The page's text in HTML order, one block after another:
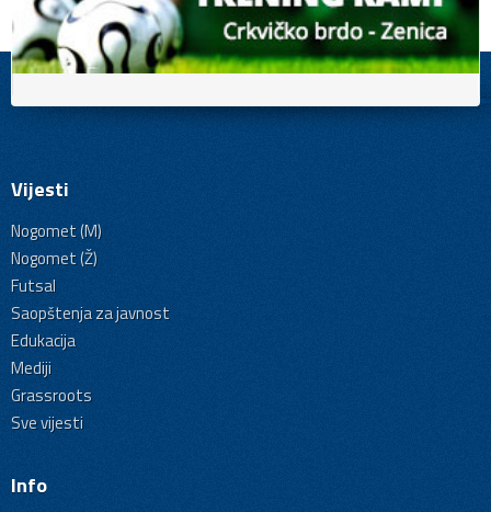
Vijesti
Nogomet (M)
Nogomet (Ž)
Futsal
Saopštenja za javnost
Edukacija
Mediji
Grassroots
Sve vijesti
Info